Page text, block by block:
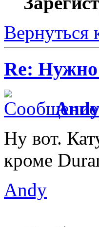
Вернуться
Re: Нужно
Ну вот.
кроме
Andy